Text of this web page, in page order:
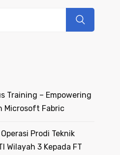
Training – Empowering
Microsoft Fabric
Prodi Teknik
Wilayah 3 Kepada FT